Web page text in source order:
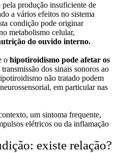
pela produção insuficiente de
a vários efeitos no sistema
condição pode originar
metabolismo celular,
do ouvido interno.
o hipotiroidismo pode afetar os
dos sinais sonoros ao
não tratado podem
em particular nas
um sintoma frequente,
elétricos ou da inflamação
existe relação?